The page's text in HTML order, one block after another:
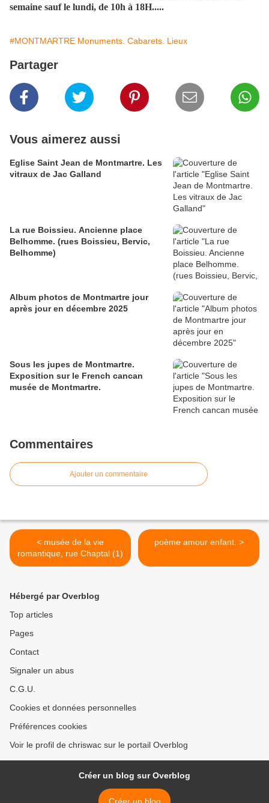
semaine sauf le lundi, de 10h à 18H.....
#MONTMARTRE Monuments. Cabarets. Lieux
Partager
Vous aimerez aussi
Eglise Saint Jean de Montmartre. Les
vitraux de Jac Galland
La rue Boissieu. Ancienne place
Belhomme. (rues Boissieu, Bervic,
Belhomme)
Album photos de Montmartre jour
après jour en décembre 2025
Sous les jupes de Montmartre.
Exposition sur le French cancan
musée de Montmartre.
Commentaires
Ajouter un commentaire
< musée de la vie
romantique, rue Chaptal (1)
poème amour enfant. >
Hébergé par Overblog
Top articles
Pages
Contact
Signaler un abus
C.G.U.
Cookies et données personnelles
Préférences cookies
Voir le profil de chriswac sur le portail Overblog
Créer un blog sur Overblog